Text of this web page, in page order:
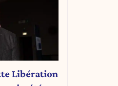
Libération